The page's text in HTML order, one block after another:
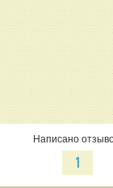
Написано
1